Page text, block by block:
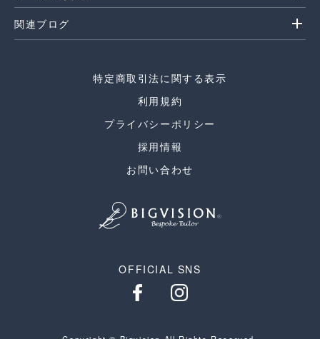
関連ブログ add
特定商取引法に関する表示
利用規約
プライバシーポリシー
採用情報
お問い合わせ
OFFICIAL SNS